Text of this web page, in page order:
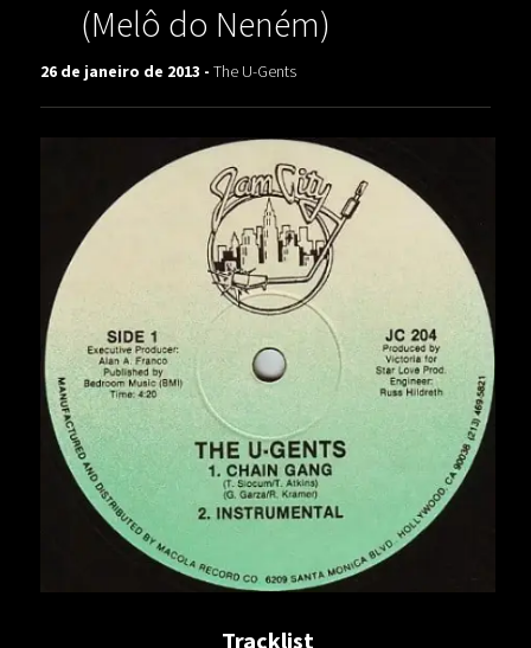
(Melô do Neném)
26 de janeiro de 2013 -The U-Gents
Tracklist